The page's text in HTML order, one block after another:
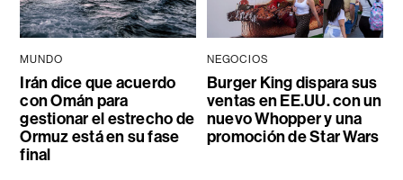
MUNDO
Irán dice que acuerdo
con Omán para
gestionar el estrecho de
Ormuz está en su fase
final
NEGOCIOS
Burger King dispara sus
ventas en EE.UU. con un
nuevo Whopper y una
promoción de Star Wars